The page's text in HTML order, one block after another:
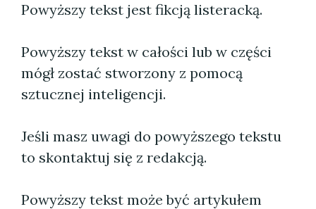
Powyższy tekst jest fikcją listeracką.
Powyższy tekst w całości lub w części
mógł zostać stworzony z pomocą
sztucznej inteligencji.
Jeśli masz uwagi do powyższego tekstu
to skontaktuj się z redakcją.
Powyższy tekst może być artykułem